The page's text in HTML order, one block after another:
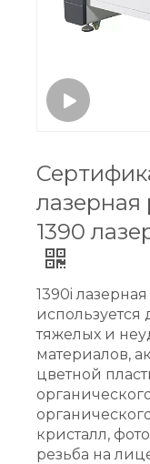
1390
1390i
используется
тяжелых и
материалов,
цветной
кристалл,
резьба на